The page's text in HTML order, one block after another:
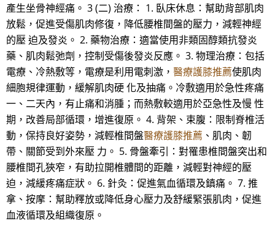
產生坐骨神經痛。 3 (二) 治療： 1. 臥床休息：幫助背部肌肉
放鬆，促進受傷肌肉修復，降低腰椎間盤的壓力，減輕神經
的壓 迫及發炎。 2. 藥物治療：適當使用非類固醇類抗發炎
藥、肌肉鬆弛劑，控制受傷後發炎反應。 3. 物理治療：包括
電療、冷熱敷等，電療是利用電刺激， 醫療護膝推薦使肌肉
細胞規律運動，緩解肌肉硬 化及抽痛。冷敷適用於急性疼痛
一、二天內，有止痛和消腫；而熱敷較適用於亞急性及慢 性
期，改善局部循環，增進復原。 4. 背架、束腹：限制脊椎活
動，保持良好姿勢，減輕椎間盤醫療護膝推薦 、肌肉、韌
帶、關節受到外來壓 力。 5. 骨盤牽引：對罹患椎間盤突出和
腰椎間孔狹窄，有助拉開椎體間的距離，減輕對神經的壓
迫，減緩疼痛症狀。 6. 針灸：促進氣血循環及鎮痛。 7. 推
拿、按摩：幫助釋放或降低身心壓力及舒緩緊張肌肉，促進
血液循環及組織復原。